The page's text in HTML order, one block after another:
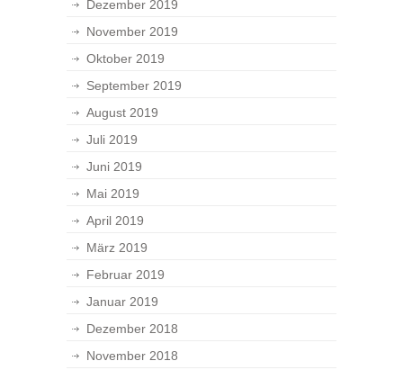
Dezember 2019
November 2019
Oktober 2019
September 2019
August 2019
Juli 2019
Juni 2019
Mai 2019
April 2019
März 2019
Februar 2019
Januar 2019
Dezember 2018
November 2018